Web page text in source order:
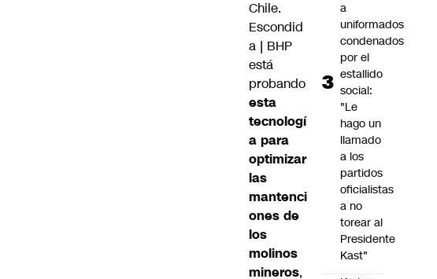
Chile.
Escondid
a | BHP
está
probando
esta
tecnologí
a para
optimizar
las
mantenci
ones de
los
molinos
mineros,
a
uniformados
condenados
por el
estallido
social:
"Le
hago un
llamado
a los
partidos
oficialistas
a no
torear al
Presidente
Kast"